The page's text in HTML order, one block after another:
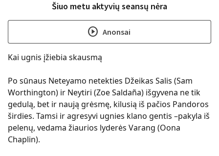
Šiuo metu aktyvių seansų nėra
play_circle Anonsai
Kai ugnis įžiebia skausmą
Po sūnaus Neteyamo netekties Džeikas Salis (Sam
Worthington) ir Neytiri (Zoe Saldaña) išgyvena ne tik
gedulą, bet ir naują grėsmę, kilusią iš pačios Pandoros
širdies. Tamsi ir agresyvi ugnies klano gentis –pakyla iš
pelenų, vedama žiaurios lyderės Varang (Oona
Chaplin).